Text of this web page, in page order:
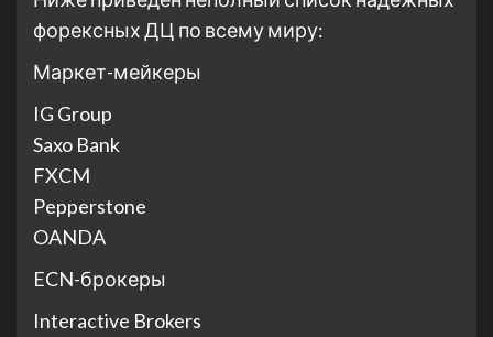
форексных ДЦ по всему миру:
Маркет-мейкеры
IG Group
Saxo Bank
FXCM
Pepperstone
OANDA
ECN-брокеры
Interactive Brokers